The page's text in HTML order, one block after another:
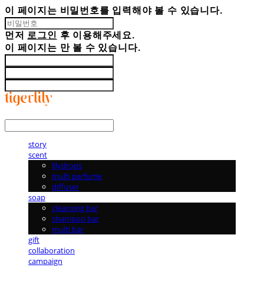
이 페이지는 비밀번호를 입력해야 볼 수 있습니다.
먼저 로그인 후 이용해주세요.
이 페이지는 만 볼 수 있습니다.
story
scent
lilydrops
multi perfume
diffuser
soap
cleansing bar
shampoo bar
multi bar
gift
collaboration
campaign